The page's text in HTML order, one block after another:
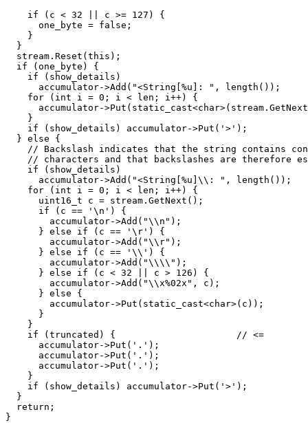
    if (c < 32 || c >= 127) {
      one_byte = false;
    }
  }
  stream.Reset(this);
  if (one_byte) {
    if (show_details)
      accumulator->Add("<String[%u]: ", length());
    for (int i = 0; i < len; i++) {
accumulator-
    }
    if (show_details) accumulator->Put('>');
  } else {
// Backslash indicates that the string contains
// characters and that backslashes are therefore
    if (show_details)
      accumulator->Add("<String[%u]\\: ", length());
    for (int i = 0; i < len; i++) {
      uint16_t c = stream.GetNext();
      if (c == '\n') {
        accumulator->Add("\\n");
      } else if (c == '\r') {
        accumulator->Add("\\r");
      } else if (c == '\\') {
        accumulator->Add("\\\\");
      } else if (c < 32 || c > 126) {
        accumulator->Add("\\x%02x", c);
      } else {
        accumulator->Put(static_cast<char>(c));
      }
    }
    if (truncated) {                      // <=
      accumulator->Put('.');
      accumulator->Put('.');
      accumulator->Put('.');
    }
    if (show_details) accumulator->Put('>');
  }
  return;
}